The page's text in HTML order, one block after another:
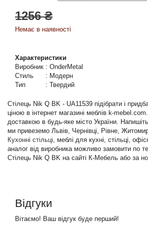
1256 ₴
Немає в наявності
Характеристики
Виробник : OnderMetal
Стиль
: Модерн
Тип
: Твердий
Стілець Nik Q BK - UA11539 підібрати і
ціною в інтернет магазині меблів k-
доставкою в будь-яке місто України.
ми привеземо Львів, Чернівці, Рівне, Житомир
Кухонні стільці, меблі для кухні, стільці,
аналог від виробника можливо замовити по
Стілець Nik Q BK на сайті К-Мебель або за
Відгуки
Вітаємо! Ваш відгук буде перший!